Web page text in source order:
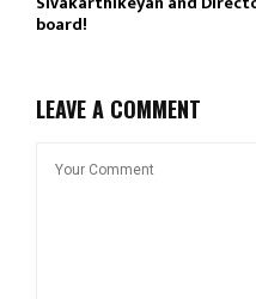
board!
LEAVE A COMMENT